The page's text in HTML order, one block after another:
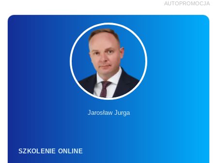
AUTOPROMOCJA
Jarosław Jurga
SZKOLENIE ONLINE